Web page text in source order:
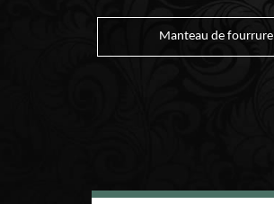
Manteau de fourrure